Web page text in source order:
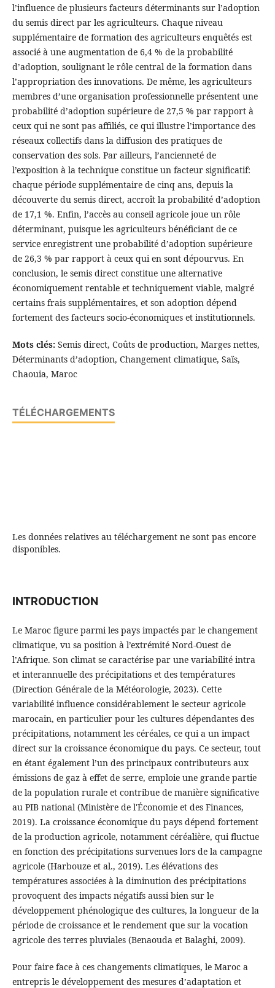
l’influence de plusieurs facteurs déterminants sur l’adoption
du semis direct par les agriculteurs. Chaque niveau
supplémentaire de formation des agriculteurs enquêtés est
associé à une augmentation de 6,4 % de la probabilité
d’adoption, soulignant le rôle central de la formation dans
l’appropriation des innovations. De même, les agriculteurs
membres d’une organisation professionnelle présentent une
probabilité d’adoption supérieure de 27,5 % par rapport à
ceux qui ne sont pas affiliés, ce qui illustre l’importance des
réseaux collectifs dans la diffusion des pratiques de
conservation des sols. Par ailleurs, l’ancienneté de
l’exposition à la technique constitue un facteur significatif:
chaque période supplémentaire de cinq ans, depuis la
découverte du semis direct, accroît la probabilité d’adoption
de 17,1 %. Enfin, l’accès au conseil agricole joue un rôle
déterminant, puisque les agriculteurs bénéficiant de ce
service enregistrent une probabilité d’adoption supérieure
de 26,3 % par rapport à ceux qui en sont dépourvus. En
conclusion, le semis direct constitue une alternative
économiquement rentable et techniquement viable, malgré
certains frais supplémentaires, et son adoption dépend
fortement des facteurs socio-économiques et institutionnels.
Mots clés:Semis direct, Coûts de production, Marges nettes,
Déterminants d’adoption, Changement climatique, Saïs,
Chaouia, Maroc
TÉLÉCHARGEMENTS
Les données relatives au téléchargement ne sont pas encore
disponibles.
INTRODUCTION
Le Maroc figure parmi les pays impactés par le changement
climatique, vu sa position à l’extrémité Nord-Ouest de
l’Afrique. Son climat se caractérise par une variabilité intra
et interannuelle des précipitations et des températures
(Direction Générale de la Météorologie, 2023). Cette
variabilité influence considérablement le secteur agricole
marocain, en particulier pour les cultures dépendantes des
précipitations, notamment les céréales, ce qui a un impact
direct sur la croissance économique du pays. Ce secteur, tout
en étant également l’un des principaux contributeurs aux
émissions de gaz à effet de serre, emploie une grande partie
de la population rurale et contribue de manière significative
au PIB national (Ministère de l'Économie et des Finances,
2019). La croissance économique du pays dépend fortement
de la production agricole, notamment céréalière, qui fluctue
en fonction des précipitations survenues lors de la campagne
agricole (Harbouze et al., 2019). Les élévations des
températures associées à la diminution des précipitations
provoquent des impacts négatifs aussi bien sur le
développement phénologique des cultures, la longueur de la
période de croissance et le rendement que sur la vocation
agricole des terres pluviales (Benaouda et Balaghi, 2009).
Pour faire face à ces changements climatiques, le Maroc a
entrepris le développement des mesures d’adaptation et